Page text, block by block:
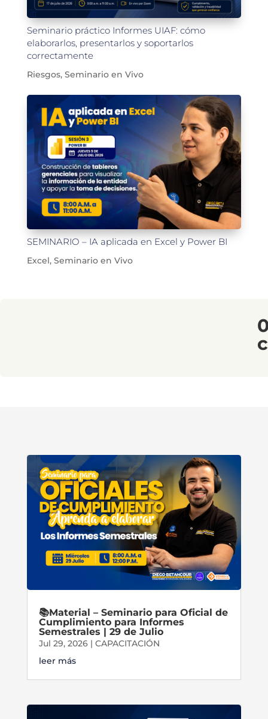
Seminario práctico Informes UIAF: cómo
elaborarlos, presentarlos y soportarlos
correctamente
Riesgos, Seminario en Vivo
SEMINARIO – IA aplicada en Excel y Power BI
Excel, Seminario en Vivo
📚Material – Seminario para Oficial de
Cumplimiento para Informes
Semestrales | 29 de Julio
Jul 29, 2026| CAPACITACIÓN
leer más